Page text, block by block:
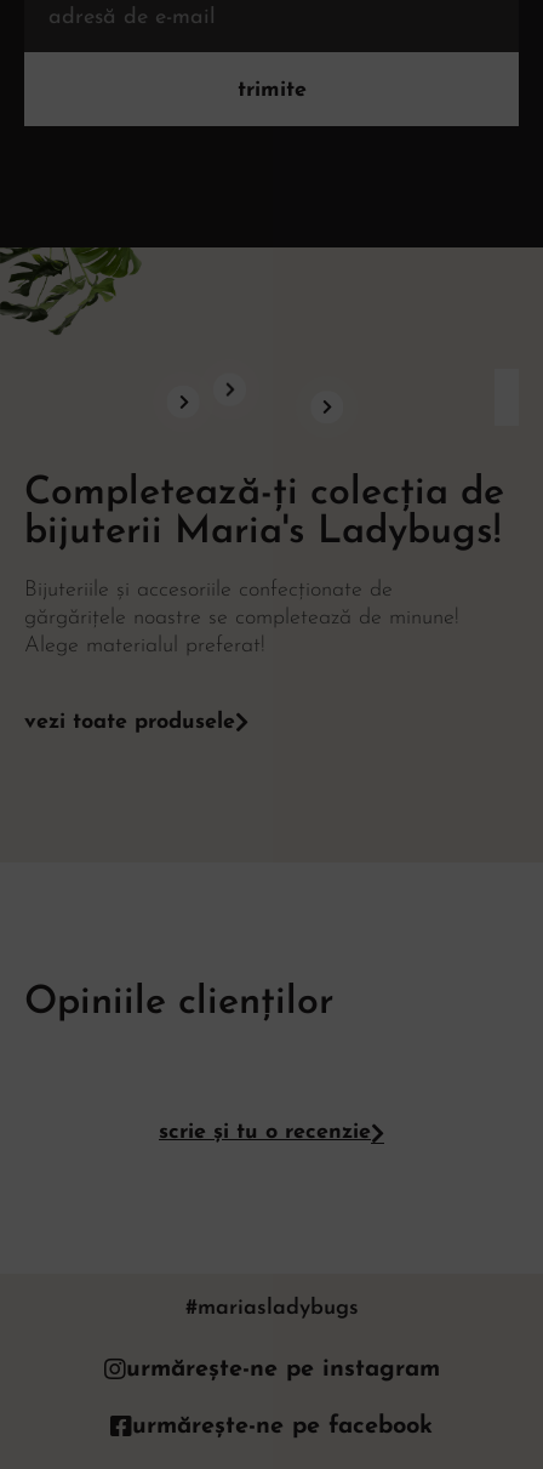
trimite
Completează-ți colecția de
bijuterii Maria's Ladybugs!
Bijuteriile și accesoriile confecționate de
gărgărițele noastre se completează de minune!
Alege materialul preferat!
vezi toate produsele
Opiniile clienților
scrie și tu o recenzie
#mariasladybugs
urmărește-ne pe instagram
urmărește-ne pe facebook